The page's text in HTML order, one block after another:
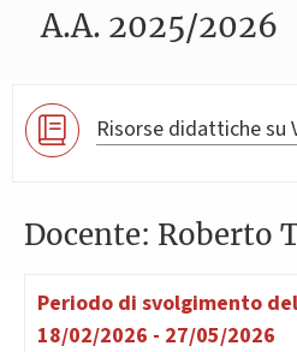
A.A. 2025/2026
Risorse didattiche su
Docente: Roberto
Periodo di svolgimento
18/02/2026 - 27/05/2026